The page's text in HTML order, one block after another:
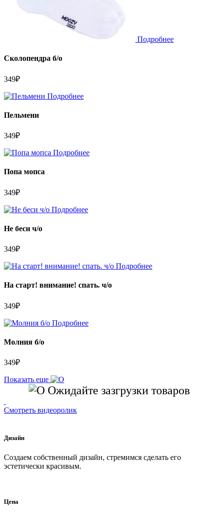
Подробнее
Сколопендра б/о
349₽
Подробнее
Пельмени
349₽
Подробнее
Попа мопса
349₽
Подробнее
Не беси ч/о
349₽
Подробнее
На старт! внимание! спать. ч/о
349₽
Подробнее
Молния б/о
349₽
Показать еще
Ожидайте зазгрузки товаров
Смотреть видеоролик
Дизайн
Создаем собственный дизайн, стремимся сделать его
эстетически красивым.
Цена